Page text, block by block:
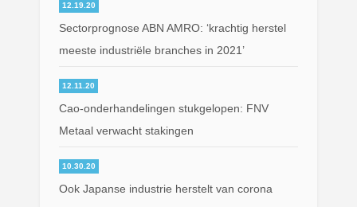
12.19.20
Sectorprognose ABN AMRO: ‘krachtig herstel
meeste industriële branches in 2021’
12.11.20
Cao-onderhandelingen stukgelopen: FNV
Metaal verwacht stakingen
10.30.20
Ook Japanse industrie herstelt van corona